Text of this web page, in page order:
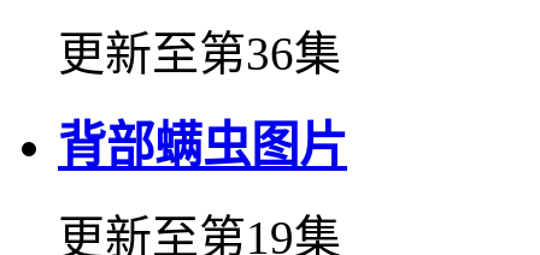
更新至第36集
背部螨虫图片
更新至第19集